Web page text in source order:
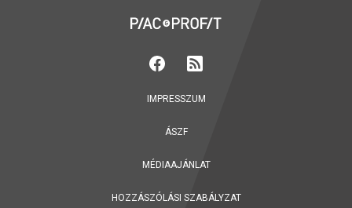
IMPRESSZUM
ÁSZF
MÉDIAAJÁNLAT
HOZZÁSZÓLÁSI SZABÁLYZAT